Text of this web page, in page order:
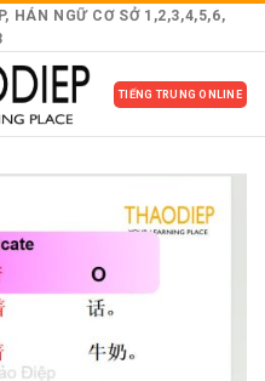
HÁN NGỮ CƠ SỞ 1,2,3,4,5,6,
TIẾNG TRUNG ONLINE